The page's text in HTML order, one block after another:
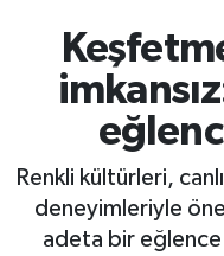
Renkli kültürleri,
deneyimleriyle
adeta bir